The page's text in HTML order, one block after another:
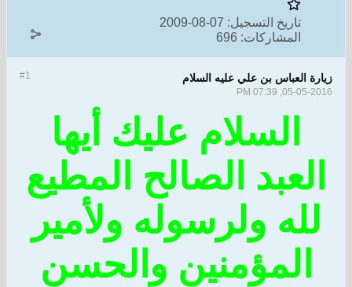
تاريخ التسجيل: 07-08-2009
المشاركات: 696
#1 زيارة العباس بن علي عليه السلام
05-05-2016, 07:39 PM
السلام عليك أيها
العبد الصالح المطيع
لله ولرسوله ولأمير
المؤمنين والحسن